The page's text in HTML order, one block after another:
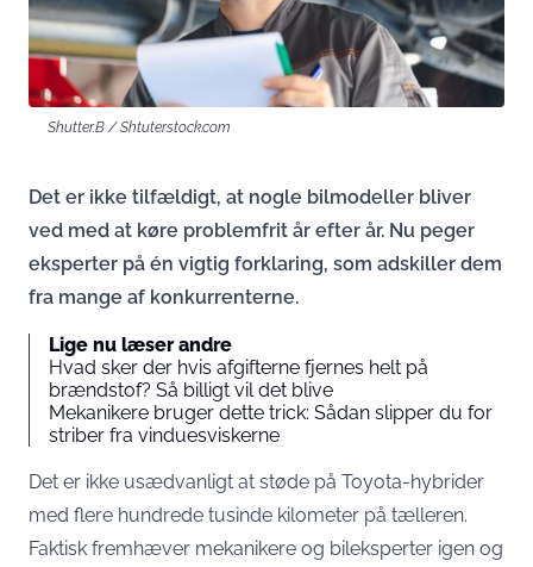
Shutter.B / Shtuterstock.com
Det er ikke tilfældigt, at nogle bilmodeller bliver
ved med at køre problemfrit år efter år. Nu peger
eksperter på én vigtig forklaring, som adskiller dem
fra mange af konkurrenterne.
Lige nu læser andre
Hvad sker der hvis afgifterne fjernes helt på
brændstof? Så billigt vil det blive
Mekanikere bruger dette trick: Sådan slipper du for
striber fra vinduesviskerne
Det er ikke usædvanligt at støde på Toyota-hybrider
med flere hundrede tusinde kilometer på tælleren.
Faktisk fremhæver mekanikere og bileksperter igen og